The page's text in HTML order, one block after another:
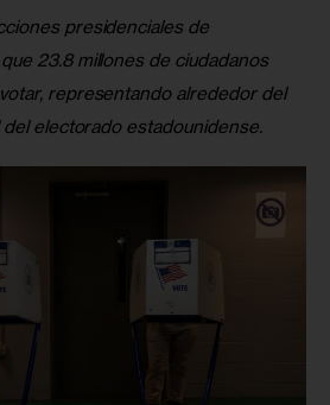
presidenciales de
23.8 millones de ciudadanos
representando alrededor del
electorado estadounidense.